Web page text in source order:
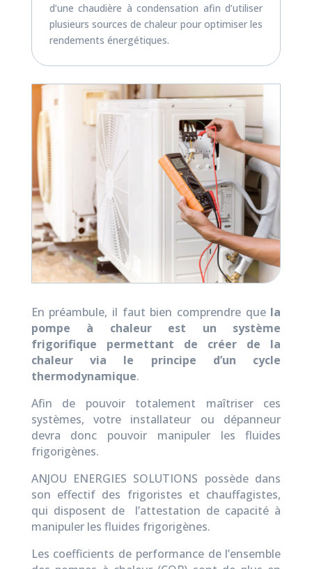
d’une chaudière à condensation afin d’utiliser
plusieurs sources de chaleur pour optimiser les
rendements énergétiques.
En préambule, il faut bien comprendre que la
pompe à chaleur est un système
frigorifique permettant de créer de la
chaleur via le principe d’un cycle
thermodynamique.
Afin de pouvoir totalement maîtriser ces
systèmes, votre installateur ou dépanneur
devra donc pouvoir manipuler les fluides
frigorigènes.
ANJOU ENERGIES SOLUTIONS possède dans
son effectif des frigoristes et chauffagistes,
qui disposent de l’attestation de capacité à
manipuler les fluides frigorigènes.
Les coefficients de performance de l’ensemble